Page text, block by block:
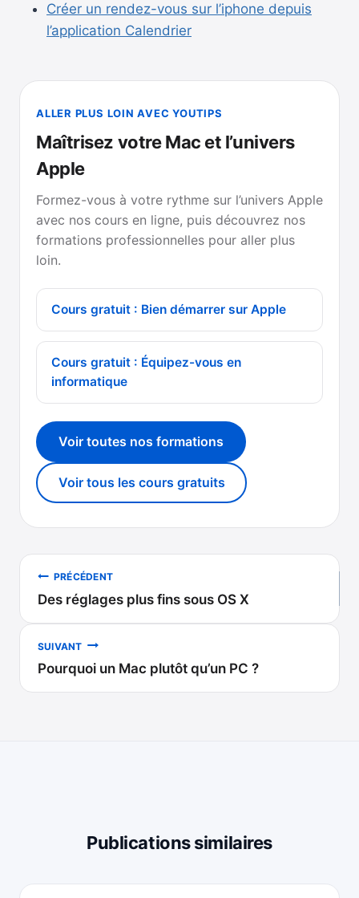
Créer un rendez-vous sur l’iphone depuis
l’application Calendrier
ALLER PLUS LOIN AVEC YOUTIPS
Maîtrisez votre Mac et l’univers
Apple
Formez-vous à votre rythme sur l’univers Apple
avec nos cours en ligne, puis découvrez nos
formations professionnelles pour aller plus
loin.
Cours gratuit : Bien démarrer sur Apple
Cours gratuit : Équipez-vous en
informatique
Voir toutes nos formations
Voir tous les cours gratuits
Navigation
de
l’article
PRÉCÉDENT
Des réglages plus fins sous OS X
SUIVANT
Pourquoi un Mac plutôt qu’un PC ?
Publications similaires